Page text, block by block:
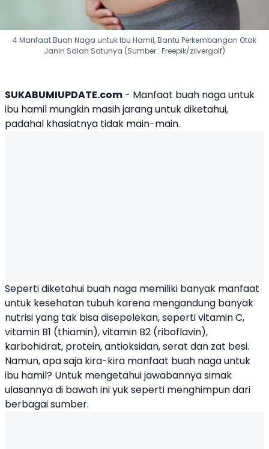
4 Manfaat Buah Naga untuk Ibu Hamil, Bantu Perkembangan Otak
Janin Salah Satunya (Sumber : Freepik/zilvergolf)
SUKABUMIUPDATE.com - Manfaat buah naga untuk
ibu hamil mungkin masih jarang untuk diketahui,
padahal khasiatnya tidak main-main.
Seperti diketahui buah naga memiliki banyak manfaat
untuk kesehatan tubuh karena mengandung banyak
nutrisi yang tak bisa disepelekan, seperti vitamin C,
vitamin B1 (thiamin), vitamin B2 (riboflavin),
karbohidrat, protein, antioksidan, serat dan zat besi.
Namun, apa saja kira-kira manfaat buah naga untuk
ibu hamil? Untuk mengetahui jawabannya simak
ulasannya di bawah ini yuk seperti menghimpun dari
berbagai sumber.